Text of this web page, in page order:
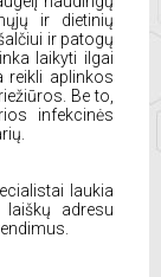
ir dietinių
ir patogų
laikyti ilgai
reikli aplinkos
Be to,
infekcinės
laukia
adresu